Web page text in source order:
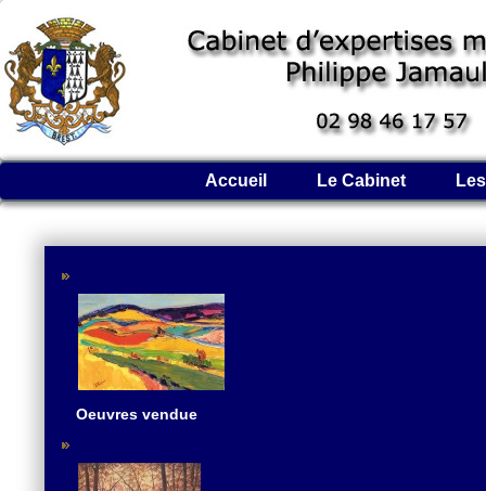
Accueil Le Cabinet
Oeuvres vendue